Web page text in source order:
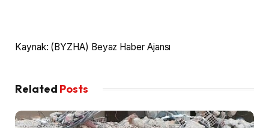
Kaynak: (BYZHA) Beyaz Haber Ajansı
Related Posts